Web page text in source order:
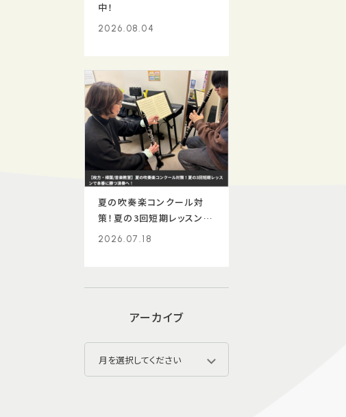
中！
2026.08.04
夏の吹奏楽コンクール対
策！夏の3回短期レッスンで
本番に勝つ演奏へ！
2026.07.18
アーカイブ